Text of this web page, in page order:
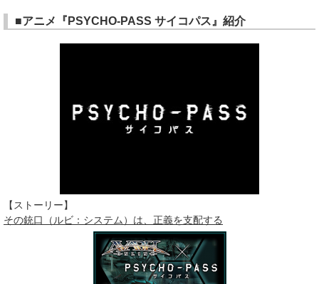
■アニメ『PSYCHO-PASS サイコパス』紹介
【ストーリー】
その銃口（ルビ：システム）は、正義を支配する